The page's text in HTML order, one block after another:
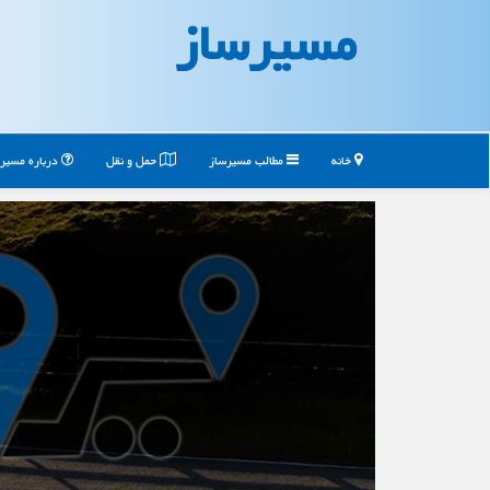
مسیرساز
خانه مطالب مسیرساز حمل و نقل درباره